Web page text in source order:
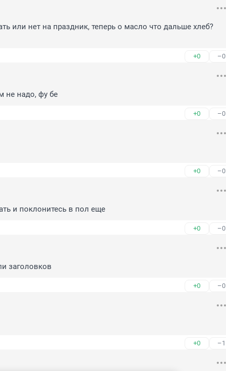
или нет на праздник, теперь о масло что дальше хлеб?
+0 –0
не надо, фу бе
+0 –0
+0 –0
и поклонитесь в пол еще
+0 –0
заголовков
+0 –0
+0 –1